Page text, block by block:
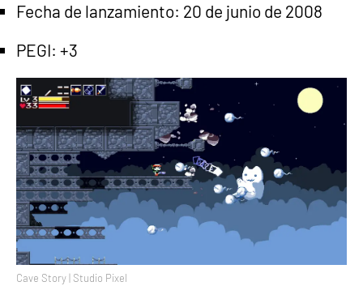
Fecha de lanzamiento: 20 de junio de 2008
PEGI: +3
Cave Story | Studio Pixel